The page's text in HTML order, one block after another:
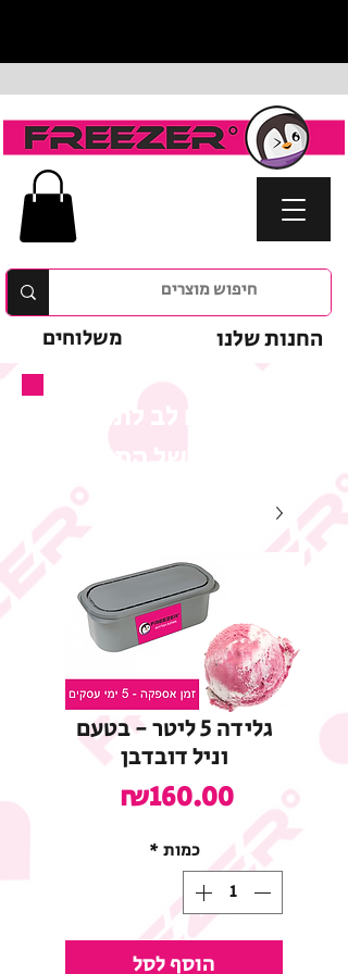
החנות שלנו משלוחים
המבצע של המוצר
גלידה 5 ליטר - בטעם
וניל דובדבן
₪160.00
כמות *
הוסף לסל